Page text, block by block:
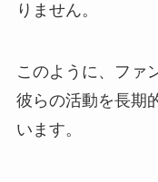
りません。
このように、ファ
彼らの活動を長期
います。